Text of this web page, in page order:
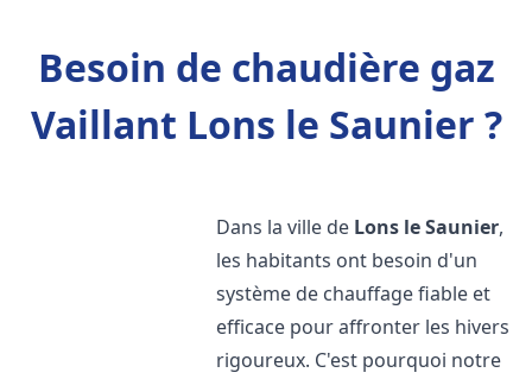
Besoin de chaudière gaz
Vaillant Lons le Saunier ?
Dans la ville de Lons le Saunier,
les habitants ont besoin d'un
système de chauffage fiable et
efficace pour affronter les hivers
rigoureux. C'est pourquoi notre